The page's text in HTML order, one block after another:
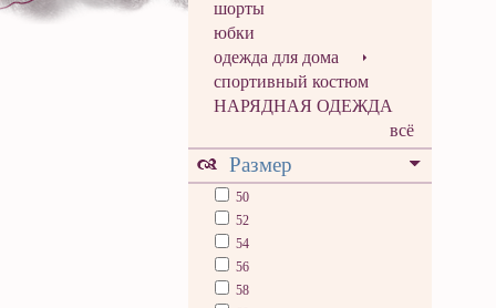
шорты
юбки
одежда для дома
спортивный костюм
НАРЯДНАЯ ОДЕЖДА
всё
Размер
50
52
54
56
58